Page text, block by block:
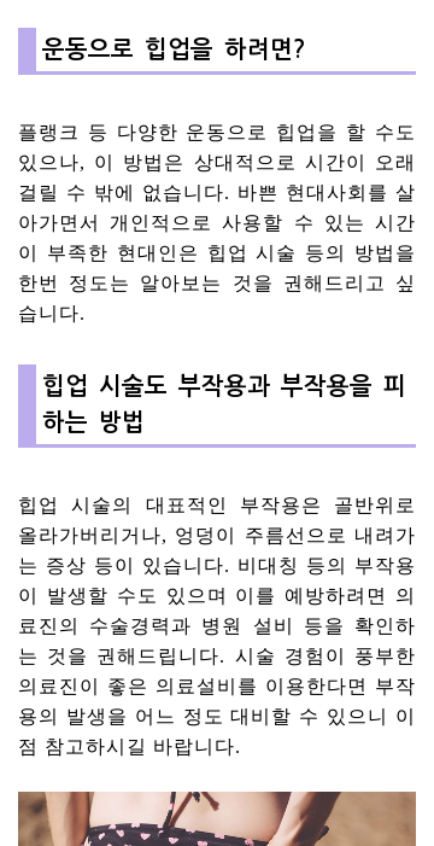
운동으로 힙업을 하려면?
플랭크 등 다양한 운동으로 힙업을 할 수도
있으나, 이 방법은 상대적으로 시간이 오래
걸릴 수 밖에 없습니다. 바쁜 현대사회를 살
아가면서 개인적으로 사용할 수 있는 시간
이 부족한 현대인은 힙업 시술 등의 방법을
한번 정도는 알아보는 것을 권해드리고 싶
습니다.
힙업 시술도 부작용과 부작용을 피
하는 방법
힙업 시술의 대표적인 부작용은 골반위로
올라가버리거나, 엉덩이 주름선으로 내려가
는 증상 등이 있습니다. 비대칭 등의 부작용
이 발생할 수도 있으며 이를 예방하려면 의
료진의 수술경력과 병원 설비 등을 확인하
는 것을 권해드립니다. 시술 경험이 풍부한
의료진이 좋은 의료설비를 이용한다면 부작
용의 발생을 어느 정도 대비할 수 있으니 이
점 참고하시길 바랍니다.